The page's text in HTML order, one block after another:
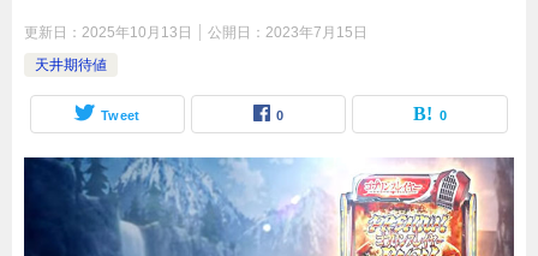
更新日： 2025年10月13日 公開日： 2023年7月15日
天井期待値
Tweet 0 0